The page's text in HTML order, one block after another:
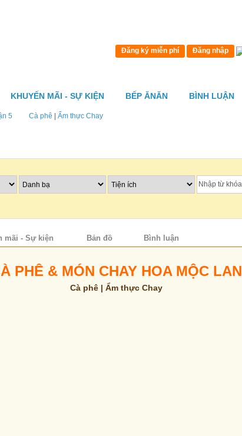
KHUYẾN MÃI - SỰ KIỆN BẾP ĂNĂN BÌNH LUẬN
Đăng ký miễn phí Đăng nhập
5 Cà phê Ẩm thực Chay
mãi - Sự kiện Bản đồ Bình luận
PHÊ & MÓN CHAY HOA MỘC LAN
Cà phê | Ẩm thực Chay